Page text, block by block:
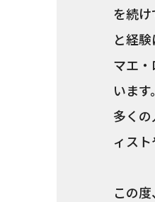
を続
と経
マエ
いま
多く
ィス
この